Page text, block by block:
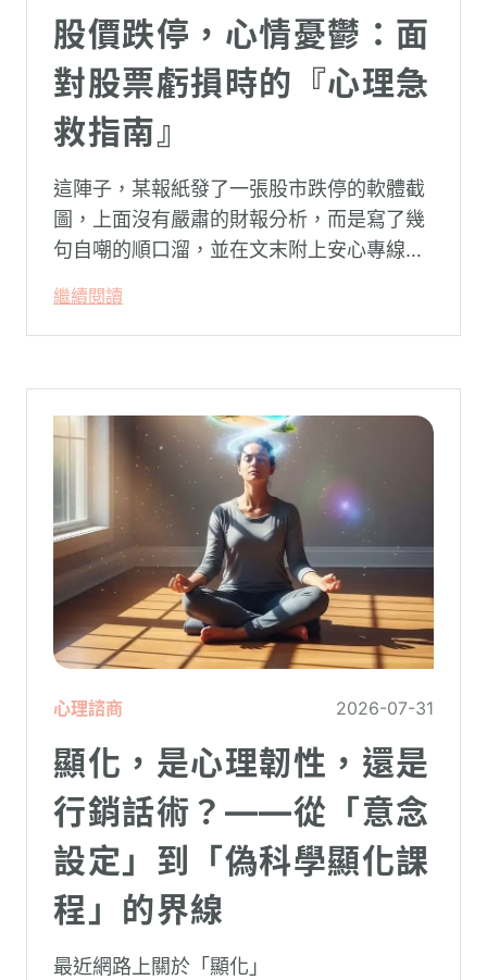
股價跌停，心情憂鬱：面
對股票虧損時的『心理急
救指南』
這陣子，某報紙發了一張股市跌停的軟體截
圖，上面沒有嚴肅的財報分析，而是寫了幾
句自嘲的順口溜，並在文末附上安心專線與
被廣泛轉載。對許多投資人而言，螢幕上下
跌的數字背後，實質連結的是個人的財務壓
繼續閱讀
心理諮商 2026-07-31
顯化，是心理韌性，還是
行銷話術？——從「意念
設定」到「偽科學顯化課
程」的界線
最近網路上關於「顯化」